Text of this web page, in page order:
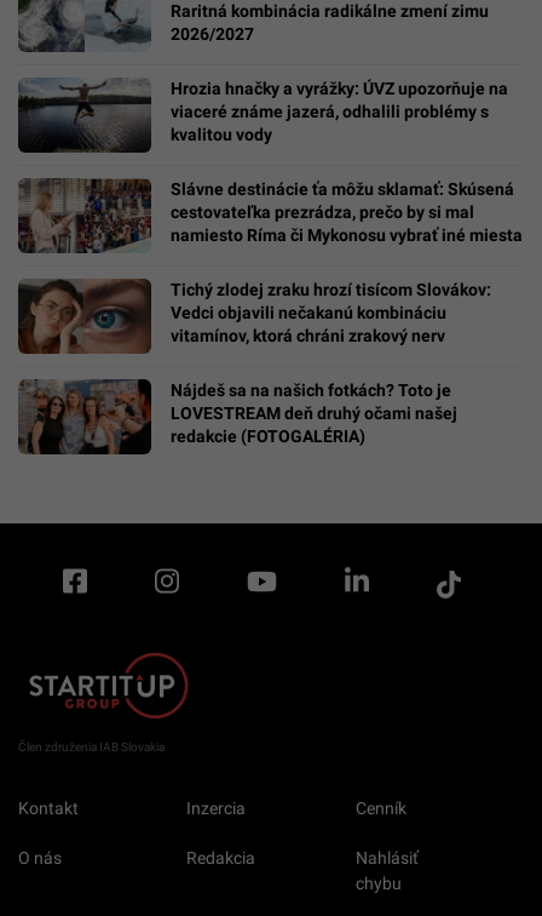
Raritná kombinácia radikálne zmení zimu
2026/2027
Hrozia hnačky a vyrážky: ÚVZ upozorňuje na
viaceré známe jazerá, odhalili problémy s
kvalitou vody
Slávne destinácie ťa môžu sklamať: Skúsená
cestovateľka prezrádza, prečo by si mal
namiesto Ríma či Mykonosu vybrať iné miesta
Tichý zlodej zraku hrozí tisícom Slovákov:
Vedci objavili nečakanú kombináciu
vitamínov, ktorá chráni zrakový nerv
Nájdeš sa na našich fotkách? Toto je
LOVESTREAM deň druhý očami našej
redakcie (FOTOGALÉRIA)
Člen združenia IAB Slovakia
Kontakt Inzercia Cenník
O nás Redakcia
Nahlásiť
chybu